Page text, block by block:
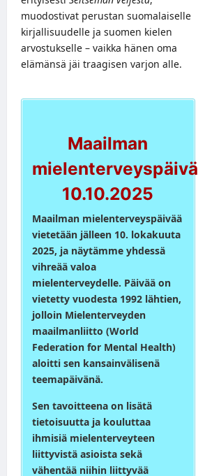
muodostivat perustan suomalaiselle
kirjallisuudelle ja suomen kielen
arvostukselle – vaikka hänen oma
elämänsä jäi traagisen varjon alle.
Maailman
mielenterveyspäivä
10.10.2025
Maailman mielenterveyspäivää
vietetään jälleen 10. lokakuuta
2025, ja näytämme yhdessä
vihreää valoa
mielenterveydelle. Päivää on
vietetty vuodesta 1992 lähtien,
jolloin Mielenterveyden
maailmanliitto (World
Federation for Mental Health)
aloitti sen kansainvälisenä
teemapäivänä.
Sen tavoitteena on lisätä
tietoisuutta ja kouluttaa
ihmisiä mielenterveyteen
liittyvistä asioista sekä
vähentää niihin liittyvää